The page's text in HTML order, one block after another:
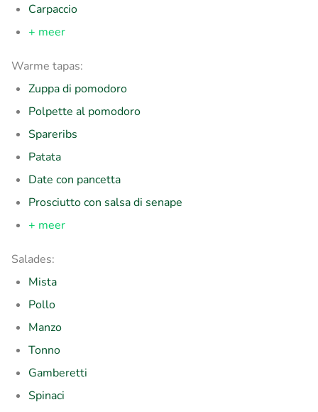
Carpaccio
+ meer
Warme tapas:
Zuppa di pomodoro
Polpette al pomodoro
Spareribs
Patata
Date con pancetta
Prosciutto con salsa di senape
+ meer
Salades:
Mista
Pollo
Manzo
Tonno
Gamberetti
Spinaci